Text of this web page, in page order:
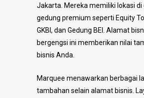
Jakarta. Mereka memiliki lokasi di
gedung premium seperti Equity
GKBI, dan Gedung BEI. Alamat
bergengsi ini memberikan nilai
bisnis Anda.
Marquee menawarkan berbagai
tambahan selain alamat bisnis.